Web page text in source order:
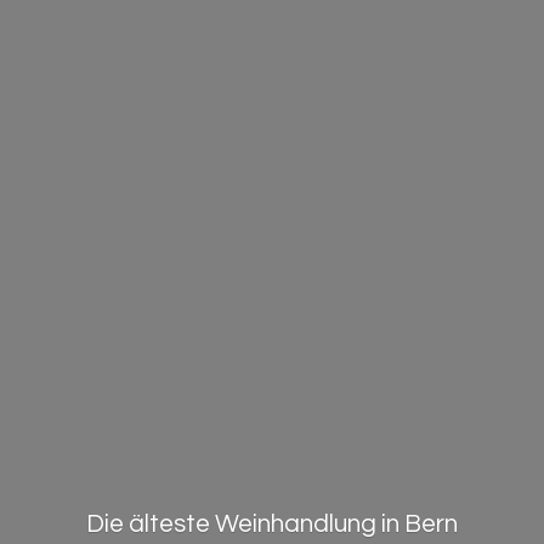
Die älteste Weinhandlung in Bern